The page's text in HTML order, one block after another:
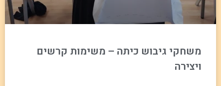
משחקי גיבוש כיתה – משימות קרשים
ויצירה